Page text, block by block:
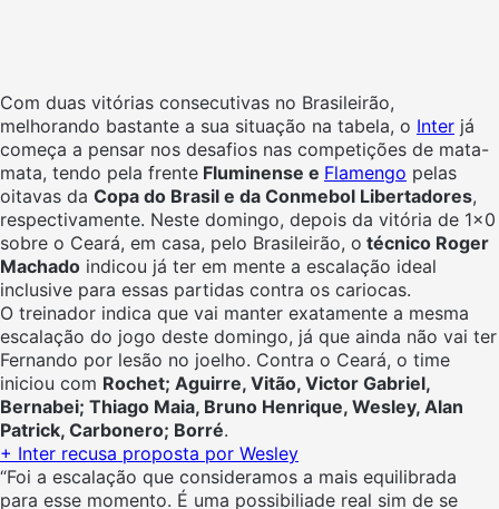
Com duas vitórias consecutivas no Brasileirão,
melhorando bastante a sua situação na tabela, o Inter já
começa a pensar nos desafios nas competições de mata-
mata, tendo pela frente Fluminense e Flamengo pelas
oitavas da Copa do Brasil e da Conmebol Libertadores,
respectivamente. Neste domingo, depois da vitória de 1×0
sobre o Ceará, em casa, pelo Brasileirão, o técnico Roger
Machado indicou já ter em mente a escalação ideal
inclusive para essas partidas contra os cariocas.
O treinador indica que vai manter exatamente a mesma
escalação do jogo deste domingo, já que ainda não vai ter
Fernando por lesão no joelho. Contra o Ceará, o time
iniciou com Rochet; Aguirre, Vitão, Victor Gabriel,
Bernabei; Thiago Maia, Bruno Henrique, Wesley, Alan
Patrick, Carbonero; Borré.
+ Inter recusa proposta por Wesley
“Foi a escalação que consideramos a mais equilibrada
para esse momento. É uma possibiliade real sim de se